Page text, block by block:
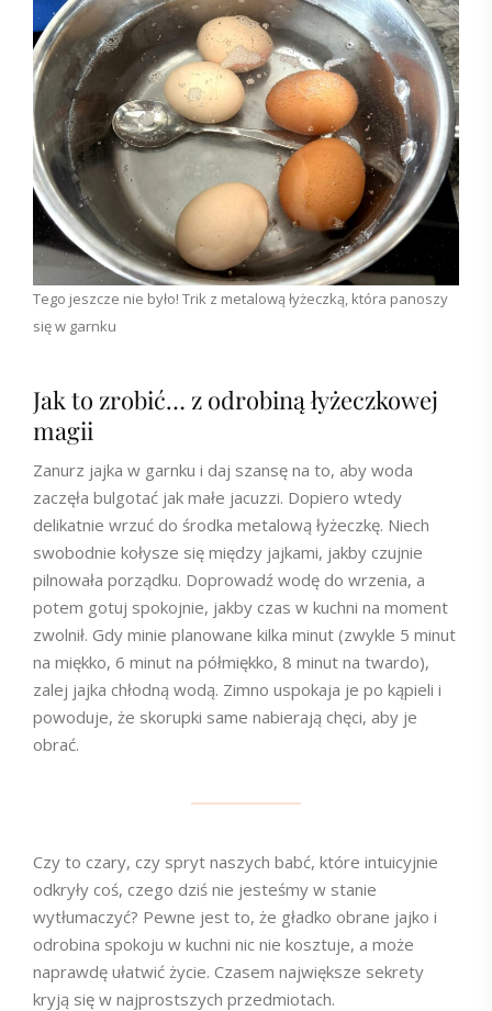
Tego jeszcze nie było! Trik z metalową łyżeczką, która panoszy
się w garnku
Jak to zrobić… z odrobiną łyżeczkowej
magii
Zanurz jajka w garnku i daj szansę na to, aby woda
zaczęła bulgotać jak małe jacuzzi. Dopiero wtedy
delikatnie wrzuć do środka metalową łyżeczkę. Niech
swobodnie kołysze się między jajkami, jakby czujnie
pilnowała porządku. Doprowadź wodę do wrzenia, a
potem gotuj spokojnie, jakby czas w kuchni na moment
zwolnił. Gdy minie planowane kilka minut (zwykle 5 minut
na miękko, 6 minut na półmiękko, 8 minut na twardo),
zalej jajka chłodną wodą. Zimno uspokaja je po kąpieli i
powoduje, że skorupki same nabierają chęci, aby je
obrać.
Czy to czary, czy spryt naszych babć, które intuicyjnie
odkryły coś, czego dziś nie jesteśmy w stanie
wytłumaczyć? Pewne jest to, że gładko obrane jajko i
odrobina spokoju w kuchni nic nie kosztuje, a może
naprawdę ułatwić życie. Czasem największe sekrety
kryją się w najprostszych przedmiotach.